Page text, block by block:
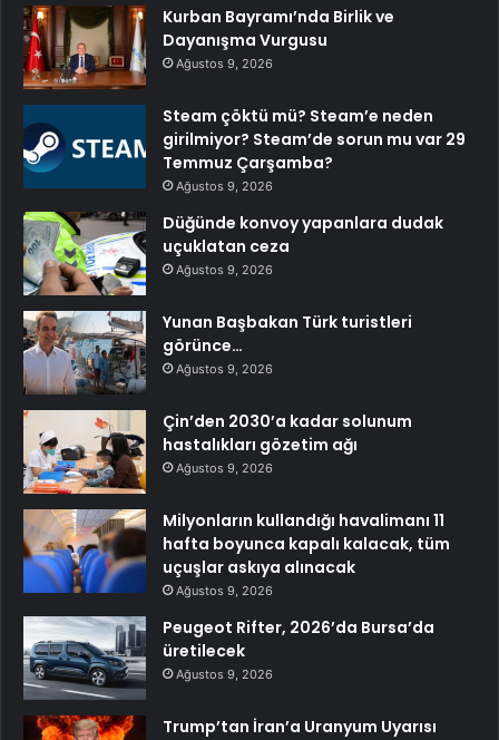
Kurban Bayramı’nda Birlik ve
Dayanışma Vurgusu
Ağustos 9, 2026
Steam çöktü mü? Steam’e neden
girilmiyor? Steam’de sorun mu var 29
Temmuz Çarşamba?
Ağustos 9, 2026
Düğünde konvoy yapanlara dudak
uçuklatan ceza
Ağustos 9, 2026
Yunan Başbakan Türk turistleri
görünce…
Ağustos 9, 2026
Çin’den 2030’a kadar solunum
hastalıkları gözetim ağı
Ağustos 9, 2026
Milyonların kullandığı havalimanı 11
hafta boyunca kapalı kalacak, tüm
uçuşlar askıya alınacak
Ağustos 9, 2026
Peugeot Rifter, 2026’da Bursa’da
üretilecek
Ağustos 9, 2026
Trump’tan İran’a Uranyum Uyarısı